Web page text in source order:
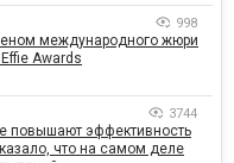
998
международного жюри
Awards
3744
повышают эффективность
что на самом деле